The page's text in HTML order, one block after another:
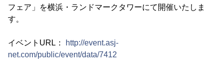
フェア」を横浜・ランドマークタワーにて開催いたしま
す。
イベントURL：
http://event.asj-
net.com/public/event/data/7412